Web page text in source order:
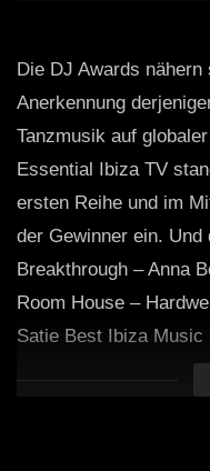
Die DJ Awards
Anerkennung
Tanzmusik auf
Essential Ibiza TV
ersten Reihe und im
der Gewinner ein.
Breakthrough – Anna
Room House –
Satie Best Ibiza
at Pacha Best Deep
Amine Edge & Dance